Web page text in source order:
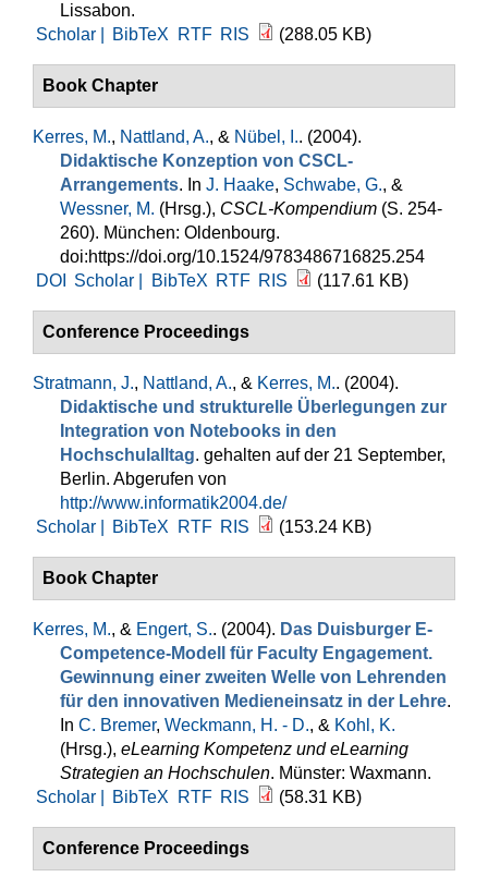
Lissabon.
Scholar |
BibTeX RTF RIS (288.05 KB)
Book Chapter
Kerres, M., Nattland, A., & Nübel, I.. (2004).
Didaktische Konzeption von CSCL-
Arrangements. In J. Haake, Schwabe, G., &
Wessner, M. (Hrsg.), CSCL-Kompendium (S. 254-
260). München: Oldenbourg.
doi:https://doi.org/10.1524/9783486716825.254
DOI
Scholar | BibTeX RTF RIS (117.61 KB)
Conference Proceedings
Stratmann, J., Nattland, A., & Kerres, M.. (2004).
Didaktische und strukturelle Überlegungen zur
Integration von Notebooks in den
Hochschulalltag. gehalten auf der 21 September,
Berlin. Abgerufen von
http://www.informatik2004.de/
Scholar |
BibTeX RTF RIS (153.24 KB)
Book Chapter
Kerres, M., & Engert, S.. (2004). Das Duisburger E-
Competence-Modell für Faculty Engagement.
Gewinnung einer zweiten Welle von Lehrenden
für den innovativen Medieneinsatz in der Lehre.
In C. Bremer, Weckmann, H. - D., & Kohl, K.
(Hrsg.), eLearning Kompetenz und eLearning
Strategien an Hochschulen. Münster: Waxmann.
Scholar |
BibTeX RTF RIS (58.31 KB)
Conference Proceedings